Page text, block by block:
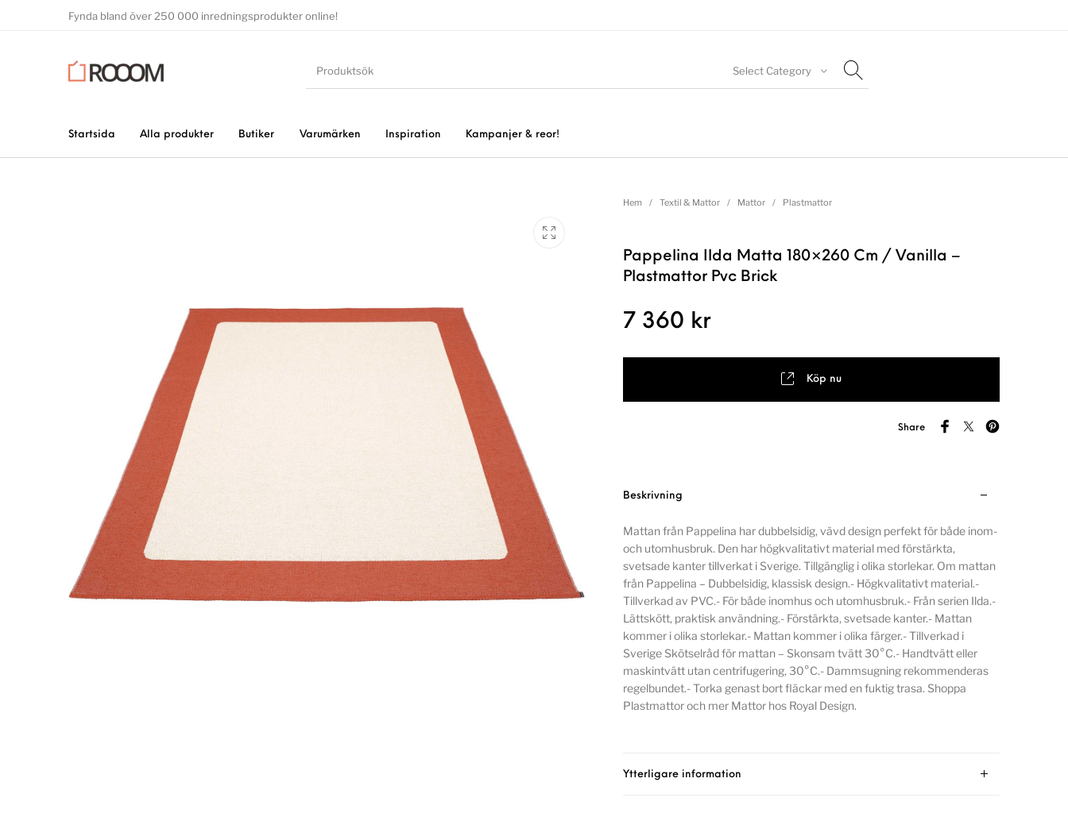
Fynda bland över 250 000 inredningsprodukter online!
Select Category
Startsida Alla produkter Butiker Varumärken Inspiration Kampanjer & reor!
Hem / Textil & Mattor / Mattor / Plastmattor
Pappelina Ilda Matta 180×260 Cm / Vanilla –
Plastmattor Pvc Brick
7 360 kr
Köp nu
Share
Beskrivning
Mattan från Pappelina har dubbelsidig, vävd design perfekt för både inom-
och utomhusbruk. Den har högkvalitativt material med förstärkta,
svetsade kanter tillverkat i Sverige. Tillgänglig i olika storlekar. Om mattan
från Pappelina – Dubbelsidig, klassisk design.- Högkvalitativt material.-
Tillverkad av PVC.- För både inomhus och utomhusbruk.- Från serien Ilda.-
Lättskött, praktisk användning.- Förstärkta, svetsade kanter.- Mattan
kommer i olika storlekar.- Mattan kommer i olika färger.- Tillverkad i
Sverige Skötselråd för mattan – Skonsam tvätt 30°C.- Handtvätt eller
maskintvätt utan centrifugering, 30°C.- Dammsugning rekommenderas
regelbundet.- Torka genast bort fläckar med en fuktig trasa. Shoppa
Plastmattor och mer Mattor hos Royal Design.
Ytterligare information